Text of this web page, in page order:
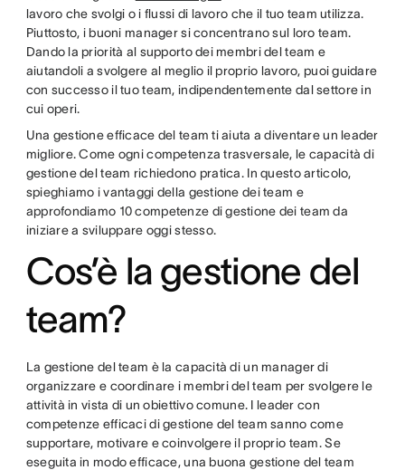
lavoro che svolgi o i flussi di lavoro che il tuo team utilizza.
Piuttosto, i buoni manager si concentrano sul loro team.
Dando la priorità al supporto dei membri del team e
aiutandoli a svolgere al meglio il proprio lavoro, puoi guidare
con successo il tuo team, indipendentemente dal settore in
cui operi.
Una gestione efficace del team ti aiuta a diventare un leader
migliore. Come ogni competenza trasversale, le capacità di
gestione del team richiedono pratica. In questo articolo,
spieghiamo i vantaggi della gestione dei team e
approfondiamo 10 competenze di gestione dei team da
iniziare a sviluppare oggi stesso.
Cos’è la gestione del
team?
La gestione del team è la capacità di un manager di
organizzare e coordinare i membri del team per svolgere le
attività in vista di un obiettivo comune. I leader con
competenze efficaci di gestione del team sanno come
supportare, motivare e coinvolgere il proprio team. Se
eseguita in modo efficace, una buona gestione del team